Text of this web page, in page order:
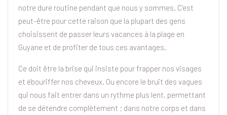
notre dure routine pendant que nous y sommes. C’est
peut-être pour cette raison que la plupart des gens
choisissent de passer leurs vacances à la plage en
Guyane et de profiter de tous ces avantages.
Ce doit être la brise qui insiste pour frapper nos visages
et ébouriffer nos cheveux. Ou encore le bruit des vagues
qui nous fait entrer dans un rythme plus lent, permettant
de se détendre complètement ; dans notre corps et dans